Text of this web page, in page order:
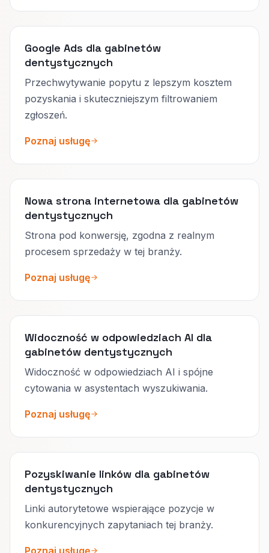
Google Ads dla gabinetów
dentystycznych
Przechwytywanie popytu z lepszym kosztem
pozyskania i skuteczniejszym filtrowaniem
zgłoszeń.
Poznaj usługę
Nowa strona internetowa dla gabinetów
dentystycznych
Strona pod konwersję, zgodna z realnym
procesem sprzedaży w tej branży.
Poznaj usługę
Widoczność w odpowiedziach AI dla
gabinetów dentystycznych
Widoczność w odpowiedziach AI i spójne
cytowania w asystentach wyszukiwania.
Poznaj usługę
Pozyskiwanie linków dla gabinetów
dentystycznych
Linki autorytetowe wspierające pozycje w
konkurencyjnych zapytaniach tej branży.
Poznaj usługę